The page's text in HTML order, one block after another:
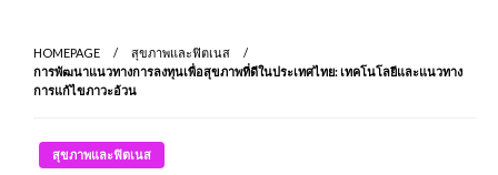
HOMEPAGE
สุขภาพและฟิตเนส
การพัฒนาแนวทางการลงทุนเพื่อสุขภาพที่ดีในประเทศไทย: เทคโนโลยีและแนวทาง
การแก้ไขภาวะอ้วน
สุขภาพและฟิตเนส